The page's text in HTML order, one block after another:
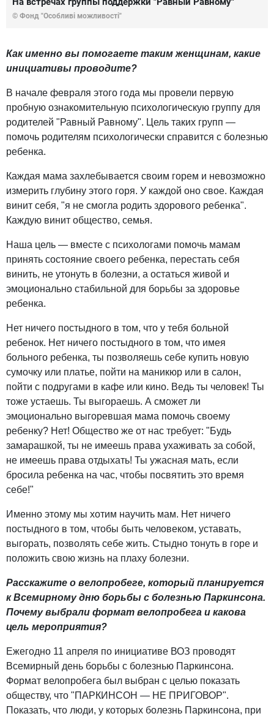
© Фонд "Особливі можливості"
Как именно вы помогаете таким женщинам, какие
инициативы проводите?
В начале февраля этого года мы провели первую
пробную ознакомительную психологическую группу для
родителей "Равный Равному". Цель таких групп —
помочь родителям психологически справится с болезнью
ребенка.
Каждая мама захлебывается своим горем и невозможно
измерить глубину этого горя. У каждой оно свое. Каждая
винит себя, "я не смогла родить здорового ребенка".
Каждую винит общество, семья.
Наша цель — вместе с психологами помочь мамам
принять состояние своего ребенка, перестать себя
винить, не утонуть в болезни, а остаться живой и
эмоционально стабильной для борьбы за здоровье
ребенка.
Нет ничего постыдного в том, что у тебя больной
ребенок. Нет ничего постыдного в том, что имея
больного ребенка, ты позволяешь себе купить новую
сумочку или платье, пойти на маникюр или в салон,
пойти с подругами в кафе или кино. Ведь ты человек! Ты
тоже устаешь. Ты выгораешь. А сможет ли
эмоционально выгоревшая мама помочь своему
ребенку? Нет! Общество же от нас требует: "Будь
замарашкой, ты не имеешь права ухаживать за собой,
не имеешь права отдыхать! Ты ужасная мать, если
бросила ребенка на час, чтобы посвятить это время
себе!"
Именно этому мы хотим научить мам. Нет ничего
постыдного в том, чтобы быть человеком, уставать,
выгорать, позволять себе жить. Стыдно тонуть в горе и
положить свою жизнь на плаху болезни.
Расскажите о велопробеге, который планируется
к Всемирному дню борьбы с болезнью Паркинсона.
Почему выбрали формат велопробега и какова
цель мероприятия?
Ежегодно 11 апреля по инициативе ВОЗ проводят
Всемирный день борьбы с болезнью Паркинсона.
Формат велопробега был выбран с целью показать
обществу, что "ПАРКИНСОН — НЕ ПРИГОВОР".
Показать, что люди, у которых болезнь Паркинсона, при